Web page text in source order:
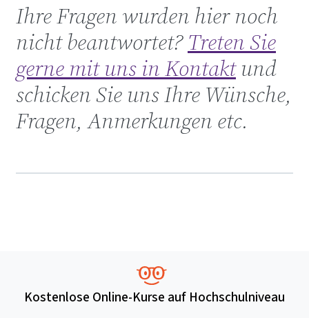
Treten Sie mit uns in Kontakt
Ihre Fragen wurden hier noch
nicht beantwortet?Treten Sie
gerne mit uns in Kontaktund
schicken Sie uns Ihre Wünsche,
Fragen, Anmerkungen etc.
Kostenlose Online-Kurse auf Hochschulniveau